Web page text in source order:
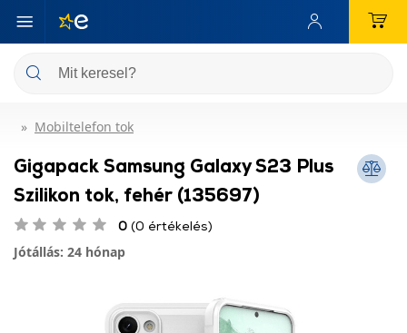
Mobiltelefon tok
Gigapack Samsung Galaxy S23 Plus
Szilikon tok, fehér (135697)
0 (0 értékelés)
Jótállás: 24 hónap